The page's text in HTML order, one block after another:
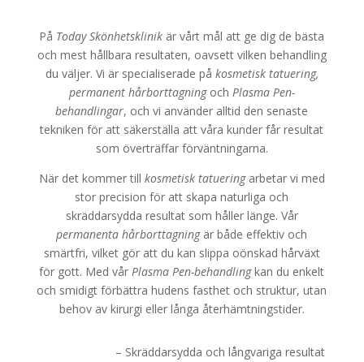
På Today Skönhetsklinik är vårt mål att ge dig de bästa
och mest hållbara resultaten, oavsett vilken behandling
du väljer. Vi är specialiserade på kosmetisk tatuering,
permanent hårborttagningoch Plasma Pen-
behandlingar, och vi använder alltid den senaste
tekniken för att säkerställa att våra kunder får resultat
som överträffar förväntningarna.
När det kommer till kosmetisk tatueringarbetar vi med
stor precision för att skapa naturliga och
skräddarsydda resultat som håller länge. Vår
permanenta hårborttagningär både effektiv och
smärtfri, vilket gör att du kan slippa oönskad hårväxt
för gott. Med vårPlasma Pen-behandlingkan du enkelt
och smidigt förbättra hudens fasthet och struktur, utan
behov av kirurgi eller långa återhämtningstider.
– Skräddarsydda och långvariga resultat